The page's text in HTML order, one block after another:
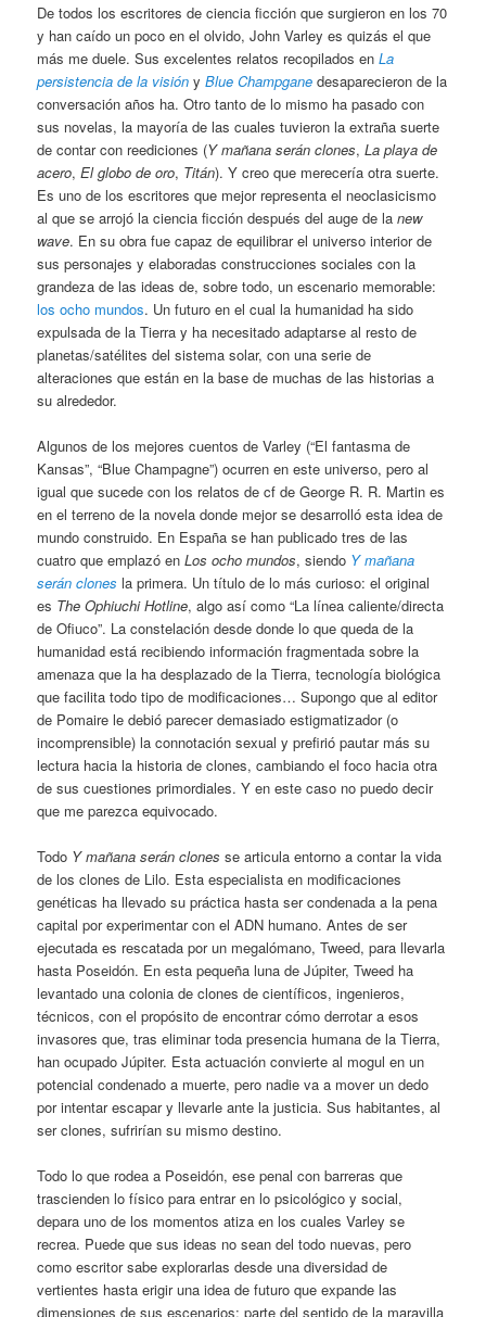
De todos los escritores de ciencia ficción que surgieron en los 70
y han caído un poco en el olvido, John Varley es quizás el que
más me duele. Sus excelentes relatos recopilados enLa
persistencia de la visión yBlue Champgane desaparecieron de la
conversación años ha. Otro tanto de lo mismo ha pasado con
sus novelas, la mayoría de las cuales tuvieron la extraña suerte
de contar con reediciones (Y mañana serán clones,La playa de
acero,El globo de oro, Titán). Y creo que merecería otra suerte.
Es uno de los escritores que mejor representa el neoclasicismo
al que se arrojó la ciencia ficción después del auge de lanew
wave. En su obra fue capaz de equilibrar el universo interior de
sus personajes y elaboradas construcciones sociales con la
grandeza de las ideas de, sobre todo, un escenario memorable:
los ocho mundos. Un futuro en el cual la humanidad ha sido
expulsada de la Tierra y ha necesitado adaptarse al resto de
planetas/satélites del sistema solar, con una serie de
alteraciones que están en la base de muchas de las historias a
su alrededor.
Algunos de los mejores cuentos de Varley (“El fantasma de
Kansas”, “Blue Champagne”) ocurren en este universo, pero al
igual que sucede con los relatos de cf de George R. R. Martin es
en el terreno de la novela donde mejor se desarrolló esta idea de
mundo construido. En España se han publicado tres de las
cuatro que emplazó enLos ocho mundos, siendo Y mañana
serán clones la primera. Un título de lo más curioso: el original
es The Ophiuchi Hotline, algo así como “La línea caliente/directa
de Ofiuco”. La constelación desde donde lo que queda de la
humanidad está recibiendo información fragmentada sobre la
amenaza que la ha desplazado de la Tierra, tecnología biológica
que facilita todo tipo de modificaciones… Supongo que al editor
de Pomaire le debió parecer demasiado estigmatizador (o
incomprensible) la connotación sexual y prefirió pautar más su
lectura hacia la historia de clones, cambiando el foco hacia otra
de sus cuestiones primordiales. Y en este caso no puedo decir
que me parezca equivocado.
Todo Y mañana serán clones se articula entorno a contar la vida
de los clones de Lilo. Esta especialista en modificaciones
genéticas ha llevado su práctica hasta ser condenada a la pena
capital por experimentar con el ADN humano. Antes de ser
ejecutada es rescatada por un megalómano, Tweed, para llevarla
hasta Poseidón. En esta pequeña luna de Júpiter, Tweed ha
levantado una colonia de clones de científicos, ingenieros,
técnicos, con el propósito de encontrar cómo derrotar a esos
invasores que, tras eliminar toda presencia humana de la Tierra,
han ocupado Júpiter. Esta actuación convierte al mogul en un
potencial condenado a muerte, pero nadie va a mover un dedo
por intentar escapar y llevarle ante la justicia. Sus habitantes, al
ser clones, sufrirían su mismo destino.
Todo lo que rodea a Poseidón, ese penal con barreras que
trascienden lo físico para entrar en lo psicológico y social,
depara uno de los momentos atiza en los cuales Varley se
recrea. Puede que sus ideas no sean del todo nuevas, pero
como escritor sabe explorarlas desde una diversidad de
vertientes hasta erigir una idea de futuro que expande las
dimensiones de sus escenarios; parte del sentido de la maravilla